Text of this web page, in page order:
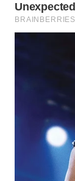
TANGERANG
WN
INDRAMAYU